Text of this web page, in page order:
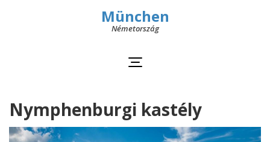
München
Németország
Nymphenburgi kastély